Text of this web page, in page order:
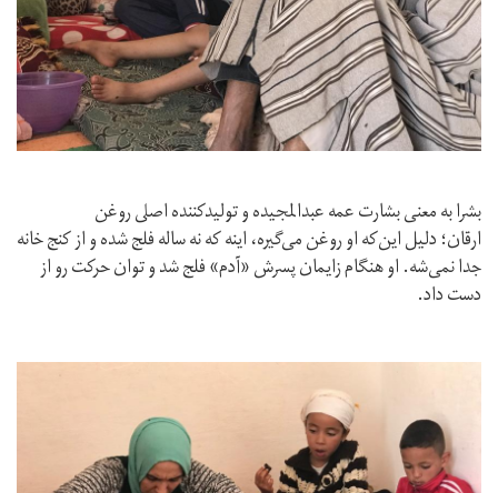
بشرا به معنى بشارت عمه عبدالمجیده و توليدكننده اصلى روغن
ارقان؛ دليل اين‌كه او روغن مى‌گيره، اينه كه نه ساله فلج شده و از كنج خانه
جدا نمى‌شه. او هنگام زايمان پسرش «آدم» فلج شد و توان حركت رو از
دست داد.